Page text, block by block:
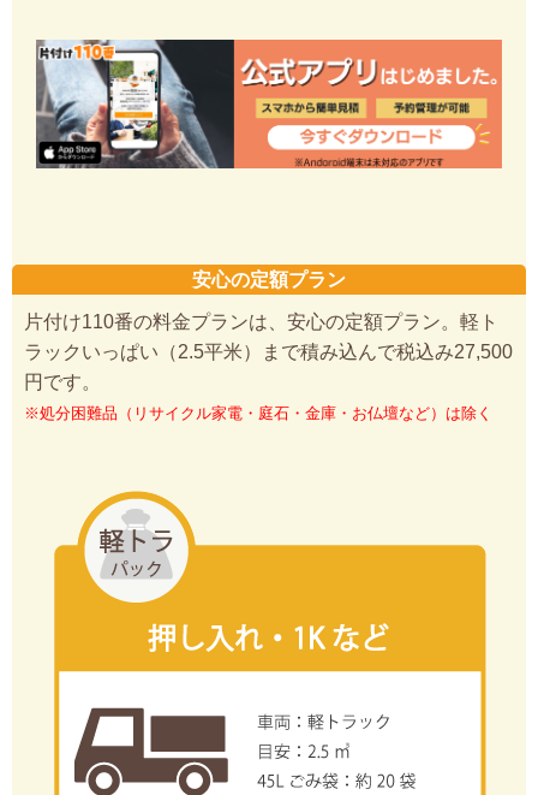
安心の定額プラン
片付け110番の料金プランは、安心の定額プラン。軽ト
ラックいっぱい（2.5平米）まで積み込んで税込み27,500
円です。
※処分困難品（リサイクル家電・庭石・金庫・お仏壇など）は除く